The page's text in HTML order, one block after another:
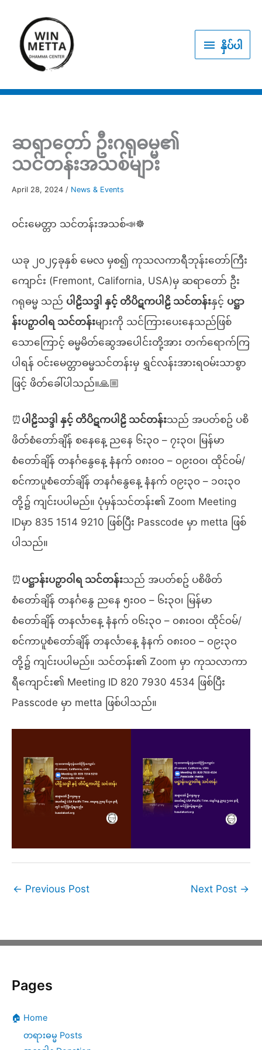
content
နှိပ် နှိပ်ပါ
ဆရာတော် ဦးဂရုဓမ္မ၏
သင်တန်းအသစ်များ
April 28, 2024 / News & Events
ဝင်းမေတ္တာ သင်တန်းအသစ်📣☸️
ယခု ၂၀၂၄ခုနှစ် မေလ မှစ၍ ကုသလကာရီဘုန်းတော်ကြီး
ကျောင်း (Fremont, California, USA)မှ ဆရာတော် ဦး
ဂရုဓမ္မ သည် ပါဠိသဒ္ဒါ နှင့် တိပိဋကပါဠိ သင်တန်းနှင့် ပဋ္ဌာ
န်းပဉှာဝါရ သင်တန်းများကို သင်ကြားပေးနေသည်ဖြစ်
သောကြောင့် ဓမ္မမိတ်ဆွေအပေါင်းတို့အား တက်ရောက်ကြ
ပါရန် ဝင်းမေတ္တာဓမ္မသင်တန်းမှ ရွှင်လန်းအားရဝမ်းသာစွာ
ဖြင့် ဖိတ်ခေါ်ပါသည်။🙏🏼
⏰ ပါဠိသဒ္ဒါ နှင့် တိပိဋကပါဠိ သင်တန်းသည် အပတ်စဥ် ပစိ
ဖိတ်စံတော်ချိန် စနေနေ့ ညနေ ၆း၃၀ – ၇း၃၀၊ မြန်မာ
စံတော်ချိန် တနင်္ဂနွေနေ့ နံနက် ၀၈း၀၀ – ၀၉း၀၀၊ ထိုင်ဝမ်/
စင်ကာပူစံတော်ချိန် တနင်္ဂနွေနေ့ နံနက် ၀၉း၃၀ – ၁၀း၃၀
တို့၌ ကျင်းပပါမည်။ ပုံမှန်သင်တန်း၏ Zoom Meeting
IDမှာ 835 1514 9210 ဖြစ်ပြီး Passcode မှာ metta ဖြစ်
ပါသည်။
⏰ ပဋ္ဌာန်းပဉှာဝါရ သင်တန်းသည် အပတ်စဥ် ပစိဖိတ်
စံတော်ချိန် တနင်္ဂနွေ ညနေ ၅း၀၀ – ၆း၃၀၊ မြန်မာ
စံတော်ချိန် တနင်္လာနေ့ နံနက် ၀၆း၃၀ – ၀၈း၀၀၊ ထိုင်ဝမ်/
စင်ကာပူစံတော်ချိန် တနင်္လာနေ့ နံနက် ၀၈း၀၀ – ၀၉း၃၀
တို့၌ ကျင်းပပါမည်။ သင်တန်း၏ Zoom မှာ ကုသလာကာ
ရီကျောင်း၏ Meeting ID 820 7930 4534 ဖြစ်ပြီး
Passcode မှာ metta ဖြစ်ပါသည်။
← Previous Post Next Post →
Pages
🏠 Home
တရားဓမ္မ Posts